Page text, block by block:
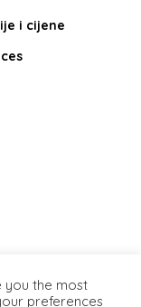
i cijene
you the most
preferences